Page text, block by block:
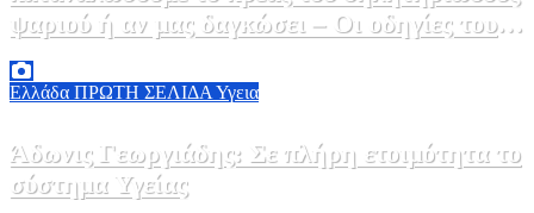
ψαριού ή αν μας δαγκώσει – Οι οδηγίες του
ΕΟΔΥ
Ελλάδα ΠΡΩΤΗ ΣΕΛΙΔΑ Υγεια
Άδωνις Γεωργιάδης: Σε πλήρη ετοιμότητα το
σύστημα Υγείας